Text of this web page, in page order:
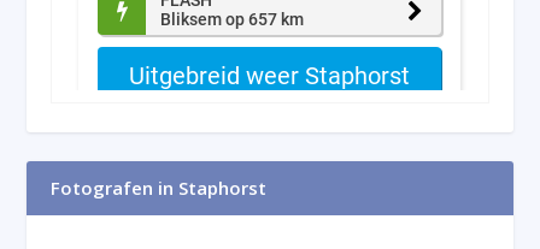
Fotografen in Staphorst